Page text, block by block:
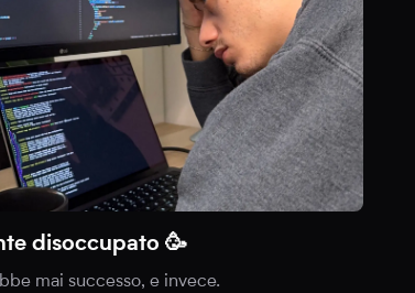
disoccupato 🥳
mai successo, e invece.